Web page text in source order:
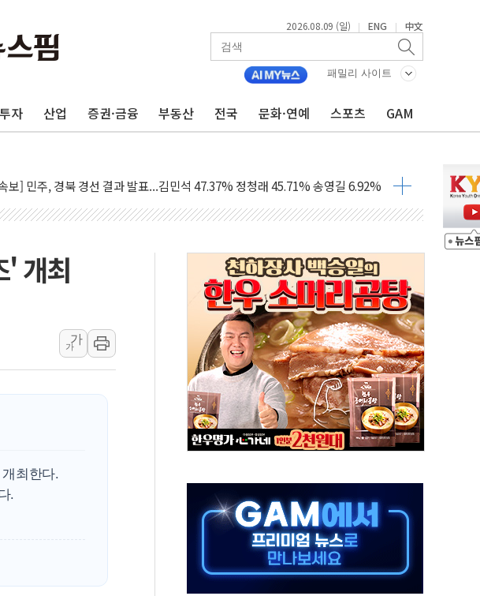
2026.08.09 (일) | ENG | 中文
패밀리 사이트
자 산업 증권·금융 부동산 전국 문화·연예 스포츠 GAM
합] 김민석, 정청래에 누적 '1.48%p' 차 선두 유지...金 46.01% vs 鄭 44.53%
주당 경북도당위원장에 오중기 당선...합산득표율 68.63%
민석, 강원·대구·경북 경선서 정청래에 승리…金 48.54% vs 鄭 44.40%
보] 민주, 강원·대구·경북 경선 결과...김민석 48.54% 정청래 44.40%
보] 민주, 대구 경선 결과 발표...정청래 47.82% 김민석 46.35% 송영길 5.83%
보] 민주, 강원 경선 결과 발표...김민석 50.30% 정청래 41.94% 송영길 7.76%
태원, 노소영에 9440억 지급 확정되나…재상고 앞두고 막판 셈법
나금융, 명동 소상공인에 '행복상자' 전달
인천시 광복절 현수막 '태극기 거꾸로' 논란…이틀만에 철거
병무청, 보충역 전면 손질… 예술·체육요원 최대 33% 감축
홈플러스發 대형마트 판매, 역대 최대폭 감소한 9.4%↓…유통업계 양극화 심화
준병·이해민 의원, '정부 특사'로 콜롬비아 대통령 취임식 참석
우·산사태 주의보' 울진 시간당 30mm 강한 비...호우 피해 없어
여야, 황희 '버스 하우스' 공방…野 "청년 우롱 기괴" vs 與 "송구한 해프닝"
풀무원재단, '국제과학연극제 2026'서 어린이 과학연극 2편 수상
대그린푸드 '텍사스로드하우스' 잠실점, 직장인 핫플레이스로 부상
"세제개편안 8월 말 당정 조율 완료…초고가·비거주 1주택 등 여론 수렴"
' 개최
가
가
최한다.
.